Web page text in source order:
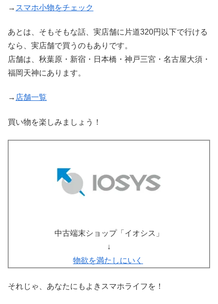
→ スマホ小物をチェック
あとは、そもそもな話、実店舗に片道320円以下で行ける
なら、実店舗で買うのもありです。
店舗は、秋葉原・新宿・日本橋・神戸三宮・名古屋大須・
福岡天神にあります。
→ 店舗一覧
買い物を楽しみましょう！
中古端末ショップ「イオシス」
↓
物欲を満たしにいく
それじゃ、あなたにもよきスマホライフを！